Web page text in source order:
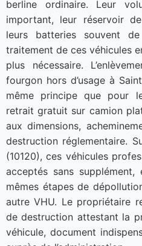
berline ordinaire. Leur
important, leur réservoir
leurs batteries souvent
traitement de ces véhicules
plus nécessaire.
fourgon hors d’usage à
même principe que pour
retrait gratuit sur camion
aux dimensions,
destruction réglementaire.
(10120), ces véhicules
acceptés sans
mêmes étapes de
autre VHU. Le propriétaire
de destruction attestant la
véhicule, document